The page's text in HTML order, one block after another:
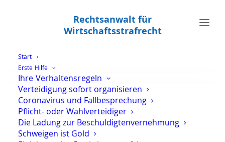
Rechtsanwalt für
Wirtschaftsstrafrecht
Start
Erste Hilfe
Ihre Verhaltensregeln
Verteidigung sofort organisieren
Coronavirus und Fallbesprechung
Pflicht- oder Wahlverteidiger
Die Ladung zur Beschuldigtenvernehmung
Schweigen ist Gold
Unbefugte Datenverwendung und
Computerbetrug